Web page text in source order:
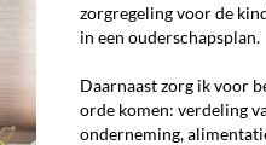
zorgregeling voor de
in een ouderschapsplan.
Daarnaast zorg ik voor
orde komen: verdeling
onderneming,